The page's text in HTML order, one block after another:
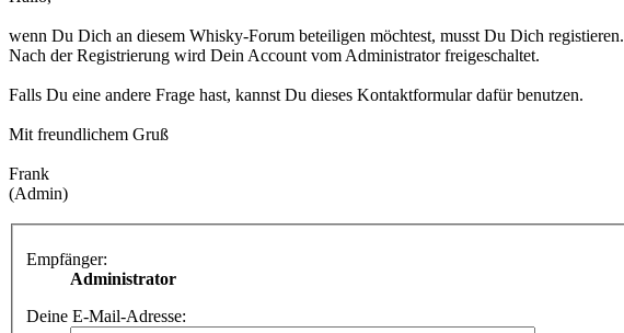
wenn Du Dich an diesem Whisky-Forum beteiligen möchtest, musst Du Dich registieren.
Nach der Registrierung wird Dein Account vom Administrator freigeschaltet.
Falls Du eine andere Frage hast, kannst Du dieses Kontaktformular dafür benutzen.
Mit freundlichem Gruß
Frank
(Admin)
Empfänger:
Administrator
Deine E-Mail-Adresse: